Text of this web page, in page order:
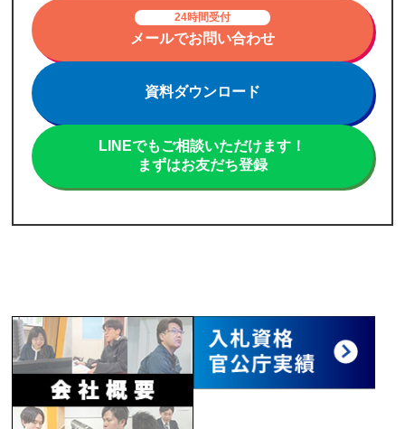
24時間受付
メールでお問い合わせ
資料ダウンロード
LINEでもご相談いただけます！
まずはお友だち登録